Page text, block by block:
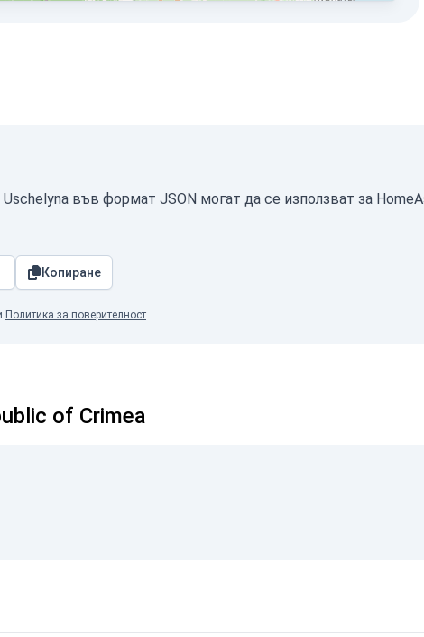
във формат JSON могат да се използват за
Копиране
Политика за поверителност.
of Crimea